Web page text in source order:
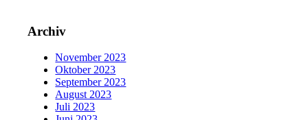
Archiv
November 2023
Oktober 2023
September 2023
August 2023
Juli 2023